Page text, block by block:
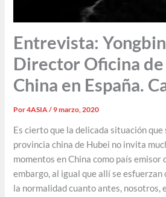
Entrevista:
Director Oficina
China en España.
Por4ASIA/9 marzo, 2020
Es cierto que la delicada situación
provincia china de Hubei no invita
momentos en China como país emisor
embargo, al igual que allí se esfuerzan
la normalidad cuanto antes, nosotros,